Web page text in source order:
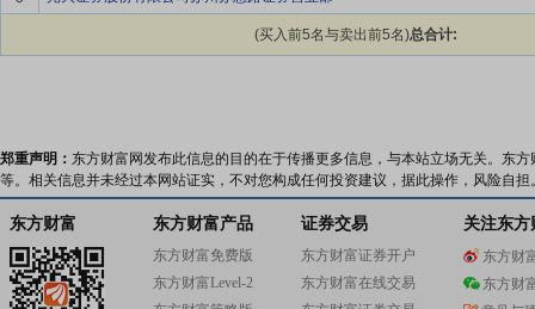
(买入前5名与卖出前5名)总合计:
郑重声明： 东方财富网发布此信息的目的在于传播更多信息，与本站立场无关。东
等。相关信息并未经过本网站证实，不对您构成任何投资建议，据此操作，风险自担